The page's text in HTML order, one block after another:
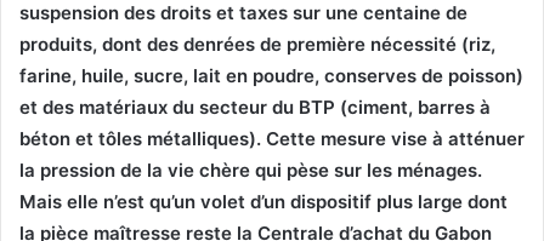
suspension des droits et taxes sur une centaine de
produits, dont des denrées de première nécessité (riz,
farine, huile, sucre, lait en poudre, conserves de poisson)
et des matériaux du secteur du BTP (ciment, barres à
béton et tôles métalliques). Cette mesure vise à atténuer
la pression de la vie chère qui pèse sur les ménages.
Mais elle n’est qu’un volet d’un dispositif plus large dont
la pièce maîtresse reste la Centrale d’achat du Gabon